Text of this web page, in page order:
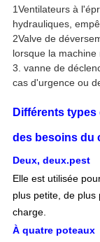
1Ventilateurs à
hydrauliques,
2Valve de
lorsque la machine
3. vanne de
cas d'urgence ou
Différents
des besoins du
Deux, deux.pest
Elle est utilisée
plus petite, de
charge.
À quatre poteaux